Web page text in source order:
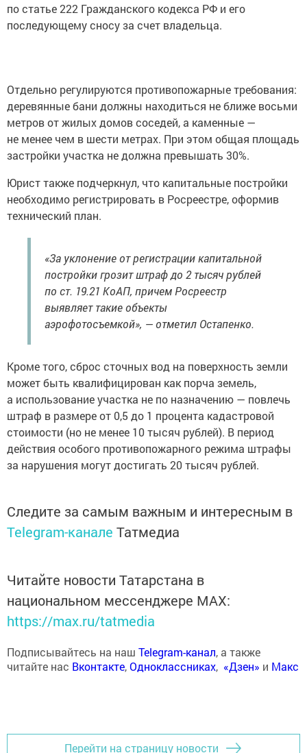
по статье 222 Гражданского кодекса РФ и его
последующему сносу за счет владельца.
Отдельно регулируются противопожарные требования:
деревянные бани должны находиться не ближе восьми
метров от жилых домов соседей, а каменные —
не менее чем в шести метрах. При этом общая площадь
застройки участка не должна превышать 30%.
Юрист также подчеркнул, что капитальные постройки
необходимо регистрировать в Росреестре, оформив
технический план.
«За уклонение от регистрации капитальной
постройки грозит штраф до 2 тысяч рублей
по ст. 19.21 КоАП, причем Росреестр
выявляет такие объекты
аэрофотосъемкой», — отметил Остапенко.
Кроме того, сброс сточных вод на поверхность земли
может быть квалифицирован как порча земель,
а использование участка не по назначению — повлечь
штраф в размере от 0,5 до 1 процента кадастровой
стоимости (но не менее 10 тысяч рублей). В период
действия особого противопожарного режима штрафы
за нарушения могут достигать 20 тысяч рублей.
Следите за самым важным и интересным в
Telegram-канале Татмедиа
Читайте новости Татарстана в
национальном мессенджере MАХ:
https://max.ru/tatmedia
Подписывайтесь на наш Telegram-канал, а также
читайте нас Вконтакте,Одноклассниках, «Дзен» и Макс
Перейти на страницу новости